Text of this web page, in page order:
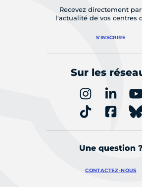
Recevez directement
l'actualité de vos centres
S'INSCRIRE
Sur les
Une question ?
CONTACTEZ-NOUS